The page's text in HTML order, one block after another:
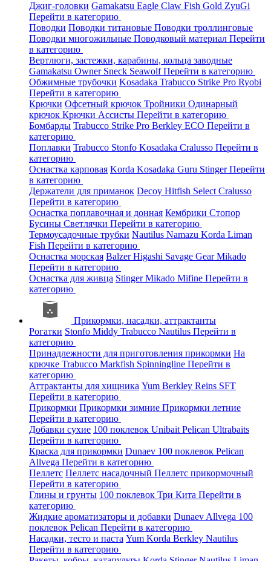
Джиг-головки Gamakatsu Eagle Claw Fish Gold ZyuGi
Перейти в категорию
Поводки Поводки титановые Поводки троллинговые
Поводки многожильные Поводковый материал Перейти
в категорию
Вертлюги, застежки, карабины, кольца заводные
Gamakatsu Owner Sneck SeawolfПерейти в категорию
Обжимные трубочки Kosadaka Trabucco Strike Pro Ryobi
Перейти в категорию
Крючки Офсетный крючок Тройники Одинарный
крючок Крючки Ассисты Перейти в категорию
Бомбарды Trabucco Strike Pro Berkley ECO Перейти в
категорию
Поплавки Trabucco Stonfo Kosadaka Cralusso Перейти в
категорию
Оснастка карповая Korda Kosadaka Guru StingerПерейти
в категорию
Держатели для приманок Decoy Hitfish Select Cralusso
Перейти в категорию
Оснастка поплавочная и донная Кембрики Стопор
Бусины Светлячки Перейти в категорию
Термоусадочные трубки Nautilus Namazu Korda Liman
Fish Перейти в категорию
Оснастка морская BalzerHigashi Savage GearMikado
Перейти в категорию
Оснастка для живца StingerMikado Mifine Перейти в
категорию
Прикормки, насадки, аттрактанты
Рогатки Stonfo Middy Trabucco Nautilus Перейти в
категорию
Принадлежности для приготовления прикормки На
крючке Trabucco Markfish Spinningline Перейти в
категорию
Аттрактанты для хищника Yum Berkley Reins SFT
Перейти в категорию
Прикормки Прикормки зимние Прикормки летние
Перейти в категорию
Добавки сухие 100 поклевок Unibait Pelican Ultrabaits
Перейти в категорию
Краска для прикормки Dunaev 100 поклевок Pelican
Allvega Перейти в категорию
Пеллетс Пеллетс насадочный Пеллетс прикормочный
Перейти в категорию
Глины и грунты 100 поклевок Три Кита Перейти в
категорию
Жидкие ароматизаторы и добавки Dunaev Allvega 100
поклевок Pelican Перейти в категорию
Насадки, тесто и паста Yum Korda Berkley Nautilus
Перейти в категорию